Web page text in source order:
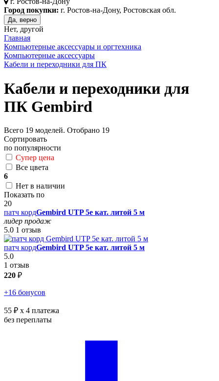
Город покупки: г. Ростов-на-Дону, Ростовская обл.
Да, верно
Нет, другой
Главная
Компьютерные аксессуары и оргтехника
Компьютерные аксессуары
Кабели и переходники для ПК
Кабели и переходники для
ПК Gembird
Всего 19 моделей. Отобрано 19
Сортировать
по популярности
Супер цена
Все цвета
6
Нет в наличии
Показать по
20
патч кордGembird UTP 5e кат. литой 5 м
лидер продаж
5.0 1 отзыв
патч кордGembird UTP 5e кат. литой 5 м
5.0
1 отзыв
220 ₽
+16 бонусов
55 ₽ x 4 платежа
без переплаты